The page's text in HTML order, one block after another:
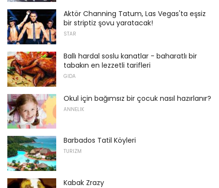
Aktör Channing Tatum, Las Vegas'ta eşsiz
bir striptiz şovu yaratacak!
STAR
Ballı hardal soslu kanatlar - baharatlı bir
tabakın en lezzetli tarifleri
GIDA
Okul için bağımsız bir çocuk nasıl hazırlanır?
ANNELIK
Barbados Tatil Köyleri
TURIZM
Kabak Zrazy